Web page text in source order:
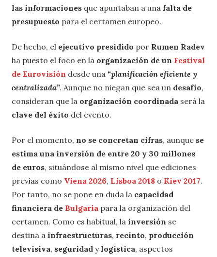
las informaciones que apuntaban a una falta de
presupuesto para el certamen europeo.
De hecho, el ejecutivo presidido por Rumen Radev
ha puesto el foco en la organización de un Festival
de Eurovisión desde una “planificación eficiente y
centralizada”. Aunque no niegan que sea un desafío,
consideran que la organización coordinada será la
clave del éxito del evento.
Por el momento, no se concretan cifras, aunque se
estima una inversión de entre 20 y 30 millones
de euros, situándose al mismo nivel que ediciones
previas como Viena 2026, Lisboa 2018 o Kiev 2017.
Por tanto, no se pone en duda la capacidad
financiera de Bulgaria para la organización del
certamen. Como es habitual, la inversión se
destina a infraestructuras, recinto, producción
televisiva, seguridad ylogística, aspectos